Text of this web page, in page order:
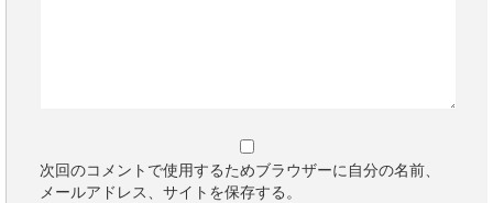
次回のコメントで使用するためブラウザーに自分の名前、
メールアドレス、サイトを保存する。